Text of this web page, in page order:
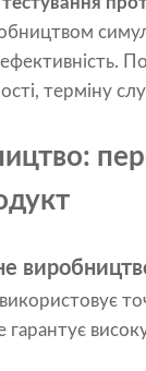
терміну
гарантує